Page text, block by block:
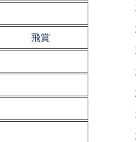
飛賞